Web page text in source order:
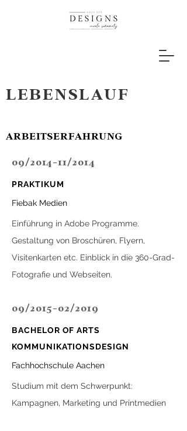
LEBENSLAUF
ARBEITSERFAHRUNG
09/2014-11/2014
PRAKTIKUM
Fiebak Medien
Einführung in Adobe Programme.
Gestaltung von Broschüren, Flyern,
Visitenkarten etc. Einblick in die 360-Grad-
Fotografie und Webseiten.
09/2015-02/2019
BACHELOR OF ARTS
KOMMUNIKATIONSDESIGN
Fachhochschule Aachen
Studium mit dem Schwerpunkt:
Kampagnen, Marketing und Printmedien